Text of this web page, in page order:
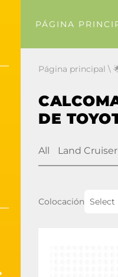
PÁGINA
Página principal \
DE
All Land Cruiser
Colocación Select